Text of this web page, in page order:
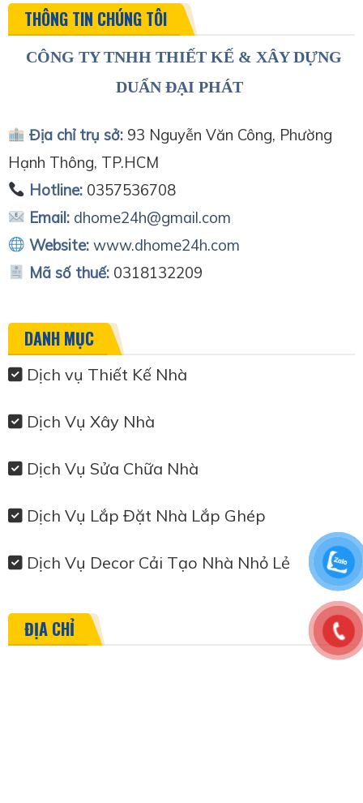
THÔNG TIN CHÚNG TÔI
CÔNG TY TNHH THIẾT KẾ & XÂY DỰNG
DUẨN ĐẠI PHÁT
Địa chỉ trụ sở:93 Nguyễn Văn Công, Phường
Hạnh Thông, TP.HCM
Hotline:0357536708
Email: dhome24h@gmail.com
Website: www.dhome24h.com
Mã số thuế: 0318132209
DANH MỤC
Dịch vụ Thiết Kế Nhà
Dịch Vụ Xây Nhà
Dịch Vụ Sửa Chữa Nhà
Dịch Vụ Lắp Đặt Nhà Lắp Ghép
Dịch Vụ Decor Cải Tạo Nhà Nhỏ Lẻ
ĐỊA CHỈ